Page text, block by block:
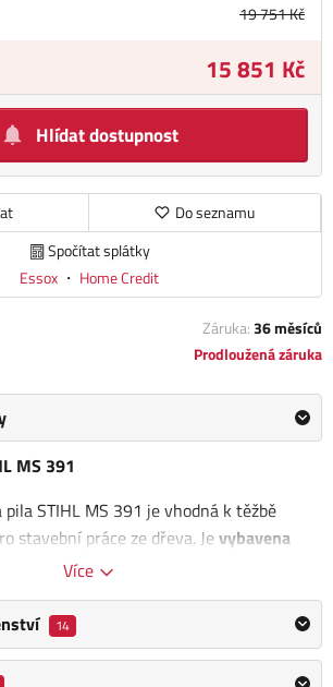
19 751 Kč
15 851 Kč
Hlídat dostupnost
Do seznamu
Spočítat splátky
Essox ・ Home Credit
Záruka:36 měsíců
Prodloužená záruka
MS 391
STIHL MS 391 je vhodná k těžbě
stavební práce ze dřeva. Je vybavena
s technologií 4 kanálů a má vysoký
systému a filtru vzduchu s extrémně
tradičním dvoutaktním motorům
spotřeby paliva a snižuje emise až o 50%.
Více
14